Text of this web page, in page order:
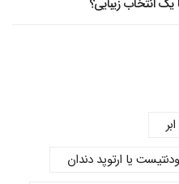
یک انتخاب زیبایی؟
ابر
یا ارتوپد دندان